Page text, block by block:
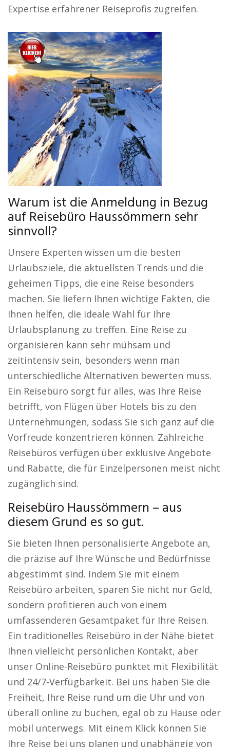
Expertise erfahrener Reiseprofis zugreifen.
Warum ist die Anmeldung in Bezug
auf Reisebüro Haussömmern sehr
sinnvoll?
Unsere Experten wissen um die besten
Urlaubsziele, die aktuellsten Trends und die
geheimen Tipps, die eine Reise besonders
machen. Sie liefern Ihnen wichtige Fakten, die
Ihnen helfen, die ideale Wahl für Ihre
Urlaubsplanung zu treffen. Eine Reise zu
organisieren kann sehr mühsam und
zeitintensiv sein, besonders wenn man
unterschiedliche Alternativen bewerten muss.
Ein Reisebüro sorgt für alles, was Ihre Reise
betrifft, von Flügen über Hotels bis zu den
Unternehmungen, sodass Sie sich ganz auf die
Vorfreude konzentrieren können. Zahlreiche
Reisebüros verfügen über exklusive Angebote
und Rabatte, die für Einzelpersonen meist nicht
zugänglich sind.
Reisebüro Haussömmern – aus
diesem Grund es so gut.
Sie bieten Ihnen personalisierte Angebote an,
die präzise auf Ihre Wünsche und Bedürfnisse
abgestimmt sind. Indem Sie mit einem
Reisebüro arbeiten, sparen Sie nicht nur Geld,
sondern profitieren auch von einem
umfassenderen Gesamtpaket für Ihre Reisen.
Ein traditionelles Reisebüro in der Nähe bietet
Ihnen vielleicht persönlichen Kontakt, aber
unser Online-Reisebüro punktet mit Flexibilität
und 24/7-Verfügbarkeit. Bei uns haben Sie die
Freiheit, Ihre Reise rund um die Uhr und von
überall online zu buchen, egal ob zu Hause oder
mobil unterwegs. Mit einem Klick können Sie
Ihre Reise bei uns planen und unabhängig von